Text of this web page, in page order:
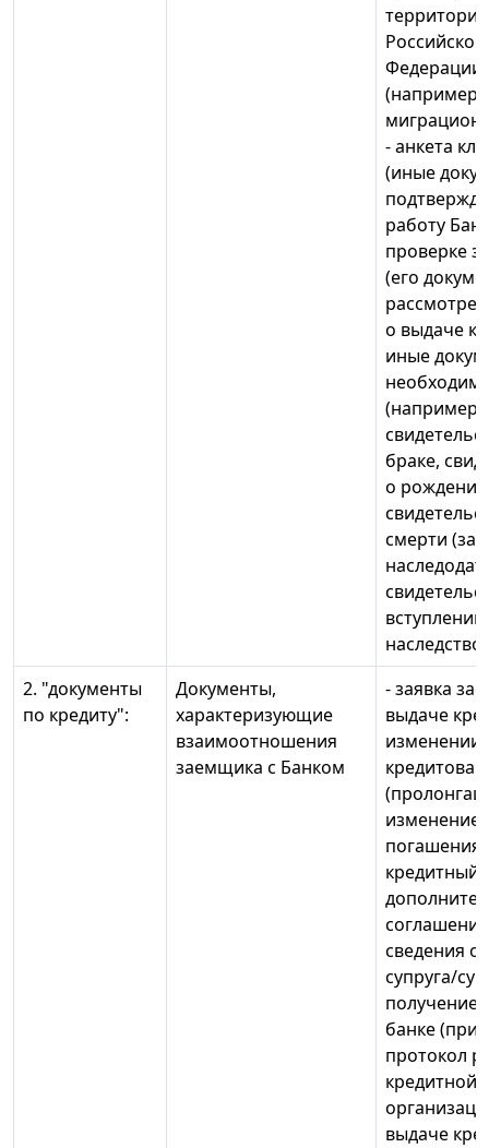
территории
Российской
Федерации
(например,
- анкета
(иные
работу
проверке
(его
о выдаче
иные
(например,
браке,
о рождении
смерти
вступлении
наследство
2. "документы
по кредиту":
Документы,
характеризующие
взаимоотношения
заемщика с Банком
- заявка
выдаче
изменении
изменение
погашения
кредитный
сведения о
супруга/
получение
банке (при
протокол
кредитной
выдаче